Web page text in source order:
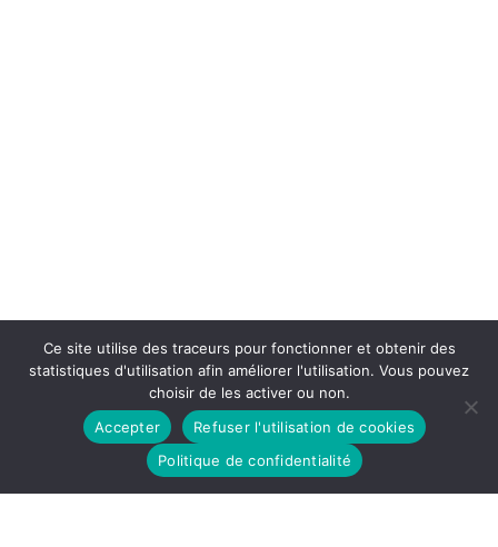
Ce site utilise des traceurs pour fonctionner et obtenir des
statistiques d'utilisation afin améliorer l'utilisation. Vous pouvez
choisir de les activer ou non.
Accepter
Refuser l'utilisation de cookies
Politique de confidentialité